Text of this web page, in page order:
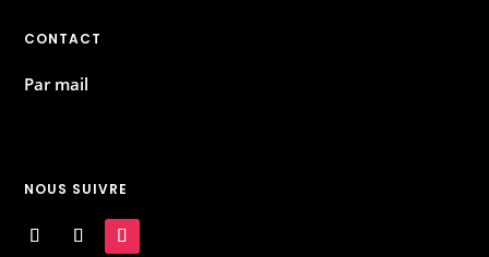
CONTACT
Par mail
NOUS SUIVRE